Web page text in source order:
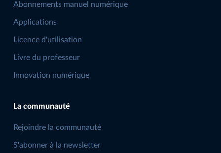
Abonnements manuel numérique
Applications
Licence d'utilisation
Livre du professeur
Innovation numérique
La communauté
Rejoindre la communauté
S'abonner à la newsletter